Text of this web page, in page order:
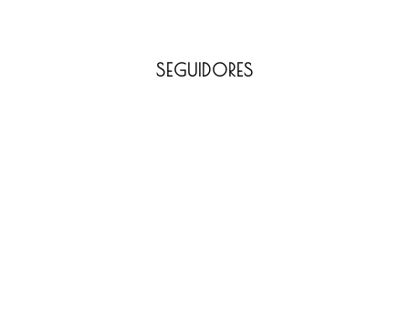
SEGUIDORES